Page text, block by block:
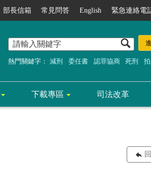
部長信箱 常見問答 English 緊急連絡電
熱門關鍵字： 減刑 委任書 認罪協商 死刑
下載專區 司法改革